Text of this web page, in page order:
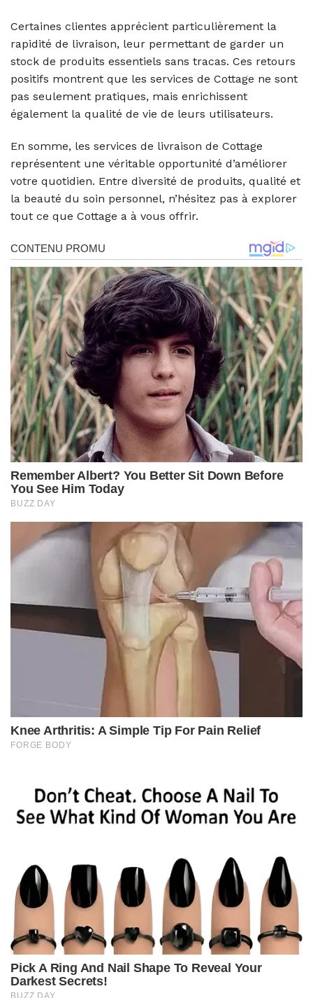
Certaines clientes apprécient particulièrement la
rapidité de livraison, leur permettant de garder un
stock de produits essentiels sans tracas. Ces retours
positifs montrent que les services de Cottage ne sont
pas seulement pratiques, mais enrichissent
également la qualité de vie de leurs utilisateurs.
En somme, les services de livraison de Cottage
représentent une véritable opportunité d’améliorer
votre quotidien. Entre diversité de produits, qualité et
la beauté du soin personnel, n’hésitez pas à explorer
tout ce que Cottage a à vous offrir.